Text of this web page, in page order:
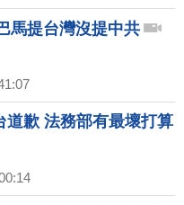
馬提台灣沒提中共
道歉 法務部有最壞打算